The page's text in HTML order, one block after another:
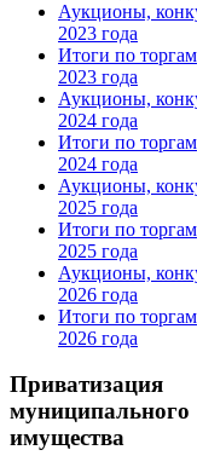
Аукционы,
2023 года
Итоги по торгам
2023 года
Аукционы,
2024 года
Итоги по торгам
2024 года
Аукционы,
2025 года
Итоги по торгам
2025 года
Аукционы,
2026 года
Итоги по торгам
2026 года
Приватизация
муниципального
имущества